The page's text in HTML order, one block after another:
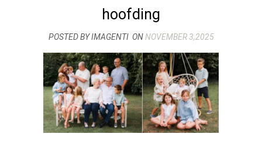
hoofding
POSTED BY IMAGENTI ONNOVEMBER 3,2025